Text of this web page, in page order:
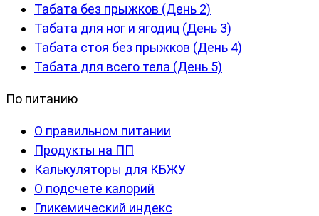
Табата без прыжков (День 2)
Табата для ног и ягодиц (День 3)
Табата стоя без прыжков (День 4)
Табата для всего тела (День 5)
По питанию
О правильном питании
Продукты на ПП
Калькуляторы для КБЖУ
О подсчете калорий
Гликемический индекс